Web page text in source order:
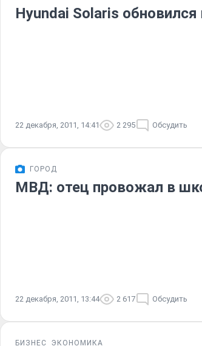
Hyundai Solaris
22 декабря, 2011, 14:41 2 295 Обсудить
ГОРОД
МВД: отец провожал в
22 декабря, 2011, 13:44 2 617 Обсудить
БИЗНЕС ЭКОНОМИКА